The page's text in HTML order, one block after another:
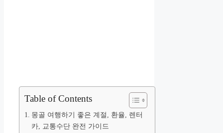
Table of Contents
몽골 여행하기 좋은 계절, 환율, 렌터
카, 교통수단 완전 가이드